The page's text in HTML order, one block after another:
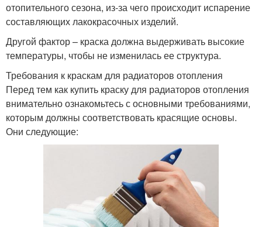
отопительного сезона, из-за чего происходит испарение
составляющих лакокрасочных изделий.
Другой фактор – краска должна выдерживать высокие
температуры, чтобы не изменилась ее структура.
Требования к краскам для радиаторов отопления
Перед тем как купить краску для радиаторов отопления
внимательно ознакомьтесь с основными требованиями,
которым должны соответствовать красящие основы.
Они следующие: